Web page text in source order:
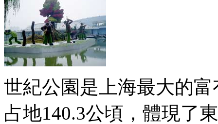
世紀公園是上海最大的
占地140.3公頃，體現了